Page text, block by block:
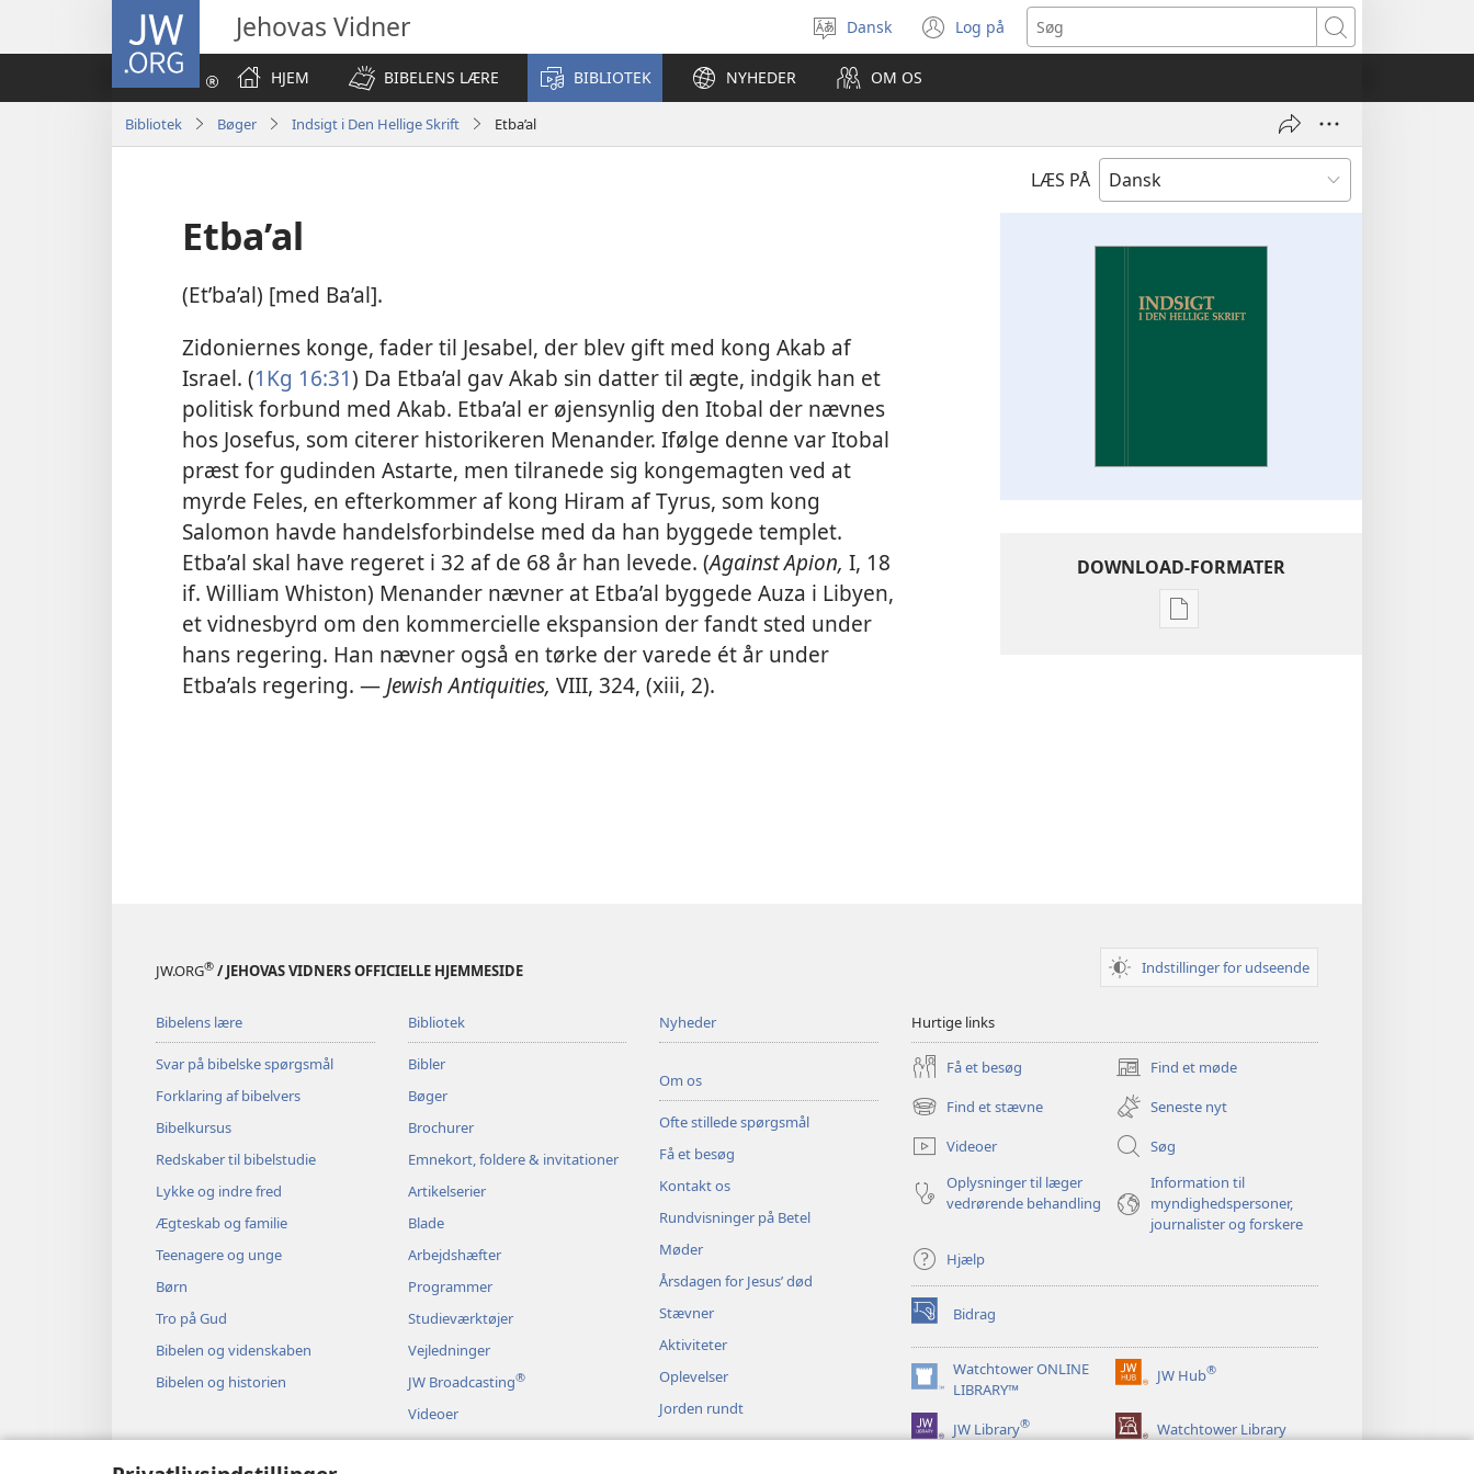
JW.ORG Jehovas Vidner
Vælg
sprog
Dansk Log på
(åbner
nyt
Søg
HJEM
BIBELENS LÆRE BIBLIOTEK NYHEDER OM OS
Bibliotek Bøger Indsigt i Den Hellige Skrift Etba’al
LÆS PÅ
Etba’al
(Etʹba’al) [med Ba’al].
Zidoniernes konge, fader til Jesabel, der blev gift med kong Akab af
Israel. (1Kg 16:31) Da Etba’al gav Akab sin datter til ægte, indgik han et
politisk forbund med Akab. Etba’al er øjensynlig den Itobal der nævnes
hos Josefus, som citerer historikeren Menander. Ifølge denne var Itobal
præst for gudinden Astarte, men tilranede sig kongemagten ved at
myrde Feles, en efterkommer af kong Hiram af Tyrus, som kong
Salomon havde handelsforbindelse med da han byggede templet.
Etba’al skal have regeret i 32 af de 68 år han levede. (Against Apion, I, 18
if. William Whiston) Menander nævner at Etba’al byggede Auza i Libyen,
et vidnesbyrd om den kommercielle ekspansion der fandt sted under
hans regering. Han nævner også en tørke der varede ét år under
Etba’als regering. — Jewish Antiquities, VIII, 324, (xiii, 2).
DOWNLOAD-FORMATER
Indstillinger
JW.ORG® / JEHOVAS VIDNERS OFFICIELLE HJEMMESIDE Indstillinger for udseende
Bibelens lære
Svar på bibelske spørgsmål
Forklaring af bibelvers
Bibelkursus
Redskaber til bibelstudie
Lykke og indre fred
Ægteskab og familie
Teenagere og unge
Børn
Tro på Gud
Bibelen og videnskaben
Bibelen og historien
Bibliotek
Bibler
Bøger
Brochurer
Emnekort, foldere & invitationer
Artikelserier
Blade
Arbejdshæfter
Programmer
Studieværktøjer
Vejledninger
JW Broadcasting®
Videoer
Musik
Nyheder
Om os
Ofte stillede spørgsmål
Få et besøg
Kontakt os
Rundvisninger på Betel
Møder
Årsdagen for Jesus’ død
Stævner
Aktiviteter
Oplevelser
Jorden rundt
Hurtige links
Få et besøg Find et møde
(åbner
nyt
vindue)
Find et stævne
(åbner
nyt
vindue)
Seneste nyt
Videoer
Søg
Oplysninger til læger
vedrørende behandling
Information til
myndighedspersoner,
journalister og forskere
Hjælp
Bidrag
(åbner
nyt
vindue)Watchtower ONLINE
LIBRARY™
(åbner
nyt
vindue)
JW Hub®
(åbner
vindue)
JW Library® Watchtower Library